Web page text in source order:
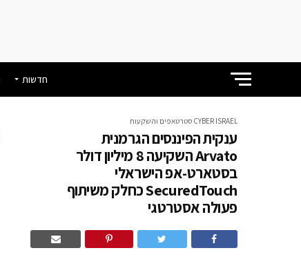
חדשות
CYBER ISRAEL סטרטאפים והשקעות
ענקית הפיננסים הגרמנית
Arvato השקיעה 8 מיליון דולר
בסטארט-אפ הישראלי
SecuredTouch כחלק משיתוף
פעולה אסטרטגי